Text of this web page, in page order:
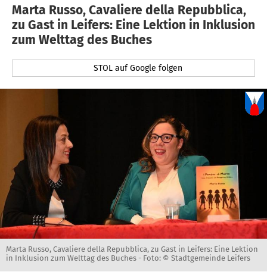
Marta Russo, Cavaliere della Repubblica,
zu Gast in Leifers: Eine Lektion in Inklusion
zum Welttag des Buches
STOL auf Google folgen
Marta Russo, Cavaliere della Repubblica, zu Gast in Leifers: Eine Lektion
in Inklusion zum Welttag des Buches - Foto: © Stadtgemeinde Leifers